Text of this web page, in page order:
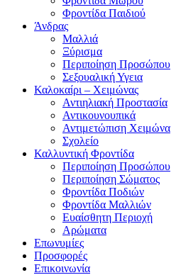
Φροντίδα Παιδιού
Άνδρας
Μαλλιά
Ξύρισμα
Περιποίηση Προσώπου
Σεξουαλική Υγεια
Καλοκαίρι – Χειμώνας
Αντιηλιακή Προστασία
Αντικουνουπικά
Αντιμετώπιση Χειμώνα
Σχολείο
Καλλυντική Φροντίδα
Περιποίηση Προσώπου
Περιποίηση Σώματος
Φροντίδα Ποδιών
Φροντίδα Μαλλιών
Ευαίσθητη Περιοχή
Αρώματα
Επωνυμίες
Προσφορές
Επικοινωνία